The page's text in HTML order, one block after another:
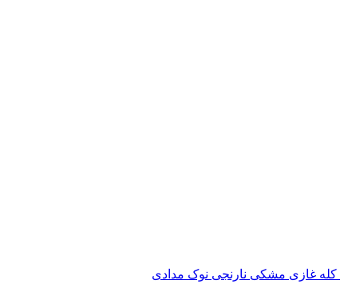
کله غازی مشکی نارنجی نوک مدادی